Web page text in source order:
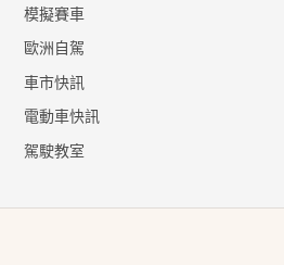
模擬賽車
歐洲自駕
車市快訊
電動車快訊
駕駛教室